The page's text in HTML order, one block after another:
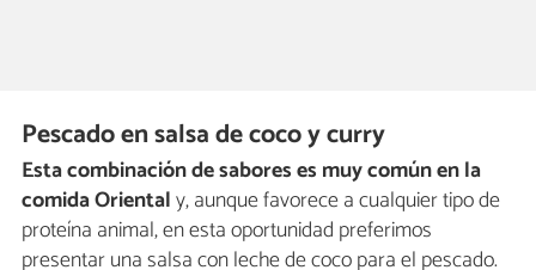
Pescado en salsa de coco y curry
Esta combinación de sabores es muy común en la
comida Orientaly, aunque favorece a cualquier tipo de
proteína animal, en esta oportunidad preferimos
presentar una salsa con leche de coco para el pescado.